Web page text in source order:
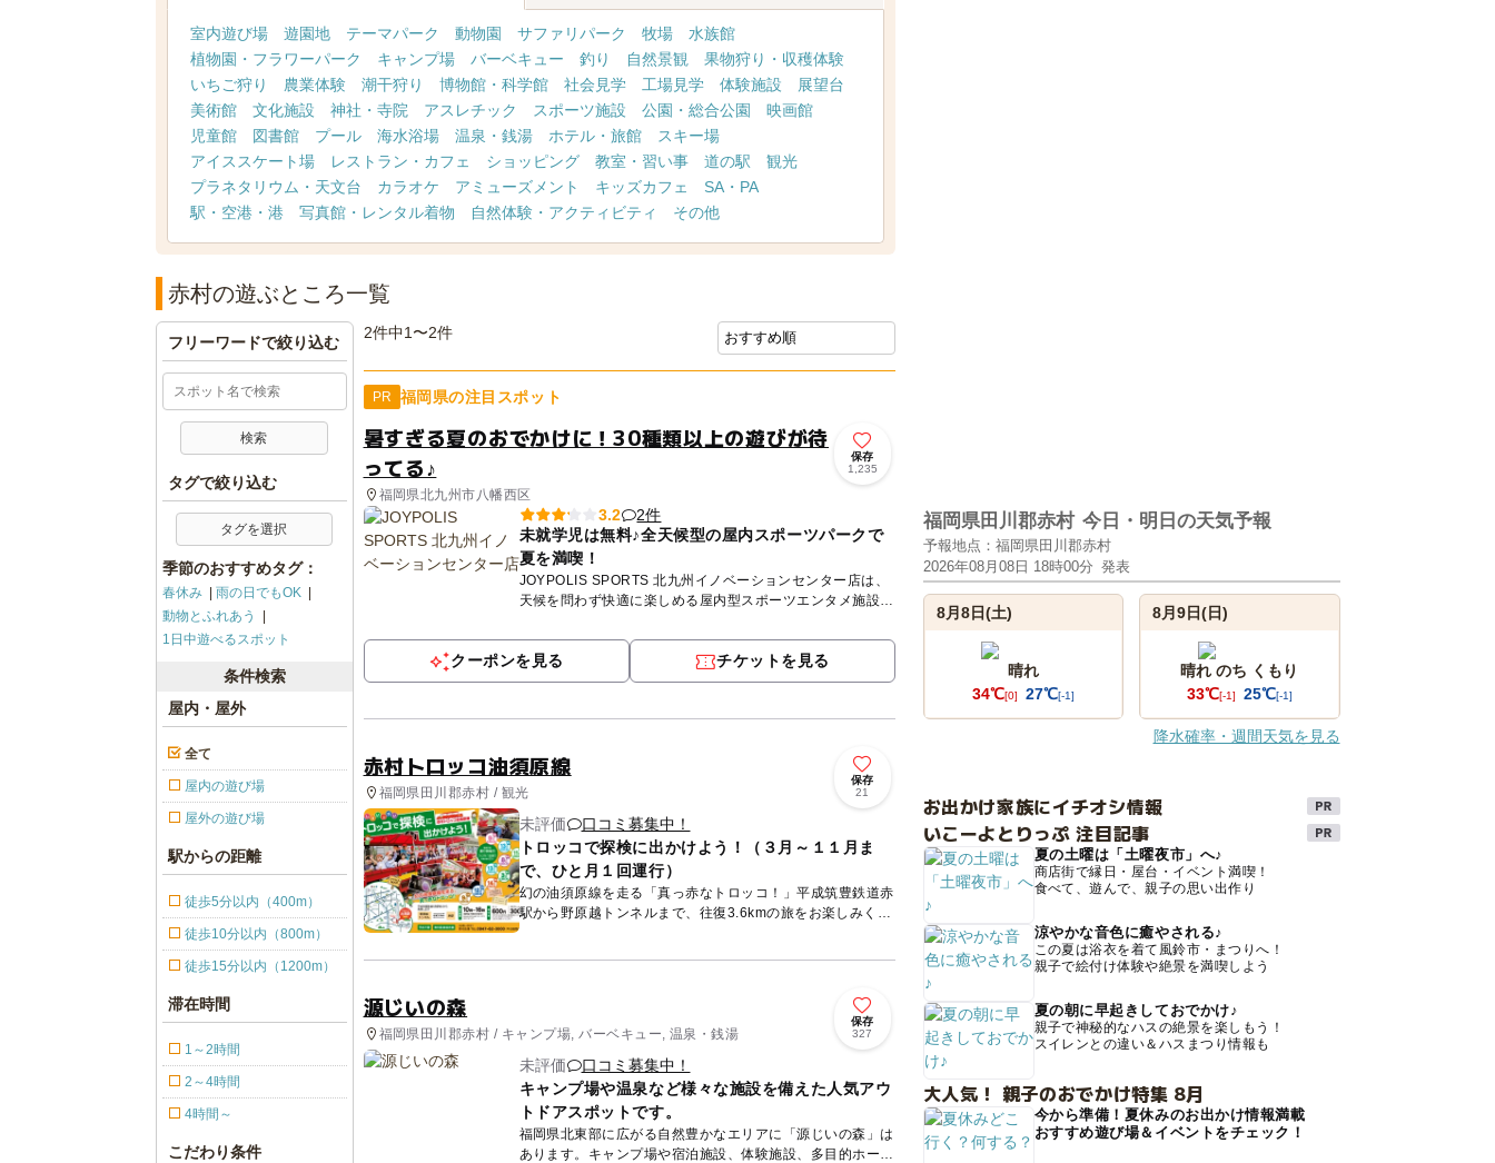
室内遊び場 遊園地 テーマパーク 動物園 サファリパーク 牧場
水族館
植物園・フラワーパーク
キャンプ場 バーベキュー 釣り 自然景観
果物狩り・収穫体験
いちご狩り
農業体験 潮干狩り 博物館・科学館 社会見学 工場見学 体験施設
展望台
美術館
文化施設 神社・寺院 アスレチック スポーツ施設 公園・総合公園
映画館
児童館
図書館 プール 海水浴場 温泉・銭湯 ホテル・旅館
スキー場
アイススケート場
レストラン・カフェ ショッピング 教室・習い事 道の駅
観光
プラネタリウム・天文台
カラオケ アミューズメント キッズカフェ
SA・PA
駅・空港・港
写真館・レンタル着物 自然体験・アクティビティ その他
赤村の遊ぶところ一覧
2件中1〜2件
PR 福岡県の注目スポット
暑すぎる夏のおでかけに！30種類以上の遊びが待
ってる♪
福岡県北九州市八幡西区
保存
1,235
3.2
2件
未就学児は無料♪全天候型の屋内スポーツパークで
夏を満喫！
JOYPOLIS SPORTS 北九州イノベーションセンター店は、
天候を問わず快適に楽しめる屋内型スポーツエンタメ施設で
クーポンを見る チケットを見る
赤村トロッコ油須原線
福岡県田川郡赤村 / 観光
保存
21
未評価
口コミ募集中！
トロッコで探検に出かけよう！（３月～１１月ま
で、ひと月１回運行）
幻の油須原線を走る「真っ赤なトロッコ！」平成筑豊鉄道赤
駅から野原越トンネルまで、往復3.6kmの旅をお楽しみくだ
さい。 トンネルにいるコウモリを探しに、トロッコで探検
源じいの森
福岡県田川郡赤村 / キャンプ場, バーベキュー, 温泉・銭湯
保存
327
未評価
口コミ募集中！
キャンプ場や温泉など様々な施設を備えた人気アウ
トドアスポットです。
福岡県北東部に広がる自然豊かなエリアに「源じいの森」は
あります。キャンプ場や宿泊施設、体験施設、多目的ホー
フリーワードで絞り込む
タグで絞り込む
タグを選択
季節のおすすめタグ：
春休み
雨の日でもOK
動物とふれあう
1日中遊べるスポット
条件検索
屋内・屋外
全て
屋内の遊び場
屋外の遊び場
駅からの距離
徒歩5分以内（400m）
徒歩10分以内（800m）
徒歩15分以内（1200m）
滞在時間
1～2時間
2～4時間
4時間～
こだわり条件
福岡県田川郡赤村 今日・明日の天気予報
予報地点：福岡県田川郡赤村
2026年08月08日 18時00分 発表
8月8日(土)
晴れ
34℃[0] 27℃[-1]
8月9日(日)
晴れ のち くもり
33℃[-1] 25℃[-1]
降水確率・週間天気を見る
お出かけ家族にイチオシ情報
いこーよとりっぷ 注目記事
夏の土曜は「土曜夜市」へ♪
商店街で縁日・屋台・イベント満喫！
食べて、遊んで、親子の思い出作り
涼やかな音色に癒やされる♪
この夏は浴衣を着て風鈴市・まつりへ！
親子で絵付け体験や絶景を満喫しよう
夏の朝に早起きしておでかけ♪
親子で神秘的なハスの絶景を楽しもう！
スイレンとの違い＆ハスまつり情報も
大人気！ 親子のおでかけ特集 8月
今から準備！夏休みのお出かけ情報満載
おすすめ遊び場＆イベントをチェック！